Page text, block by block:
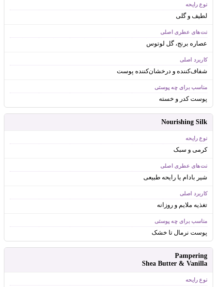
لطیف و گلی
عصاره برنج، گل لوتوس
شفاف‌کننده و درخشان‌کننده پوست
پوست کدر و خسته
Nourishing Silk
کرمی و سبک
شیر بادام یا رایحه طبیعی
تغذیه ملایم و روزانه
پوست نرمال تا خشک
Pampering
Shea Butter & Vanilla